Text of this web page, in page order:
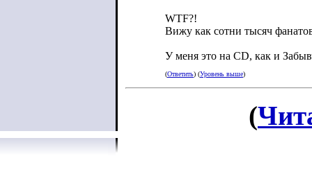
WTF?!
Вижу как сотни тысяч
У меня это на CD, как и
(Ответить) (Уровень выше)
(